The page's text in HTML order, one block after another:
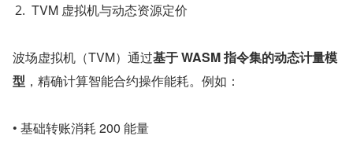
TVM 虚拟机与动态资源定价
波场虚拟机（TVM）通过基于 WASM 指令集的动态计量模
型 ，精确计算智能合约操作能耗。例如：
• 基础转账消耗 200 能量